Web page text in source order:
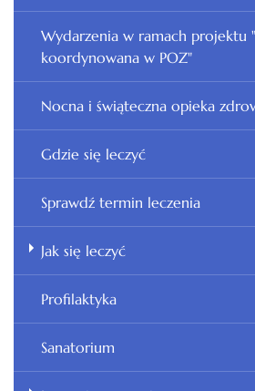
Wydarzenia w ramach projektu
koordynowana w POZ"
Nocna i świąteczna opieka
Gdzie się leczyć
Sprawdź termin leczenia
Jak się leczyć
Profilaktyka
Sanatorium